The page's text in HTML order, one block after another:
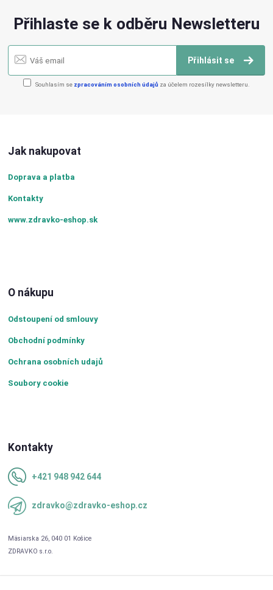
Přihlaste se k odběru Newsletteru
Přihlásit se
Souhlasím se zpracováním osobních údajů za účelem rozesílky newsletteru.
Jak nakupovat
Doprava a platba
Kontakty
www.zdravko-eshop.sk
O nákupu
Odstoupení od smlouvy
Obchodní podmínky
Ochrana osobních udajů
Soubory cookie
Kontakty
+421 948 942 644
zdravko@zdravko-eshop.cz